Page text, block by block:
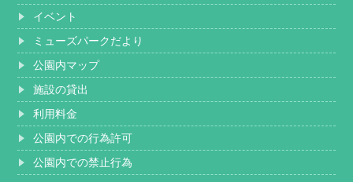
イベント
ミューズパークだより
公園内マップ
施設の貸出
利用料金
公園内での行為許可
公園内での禁止行為